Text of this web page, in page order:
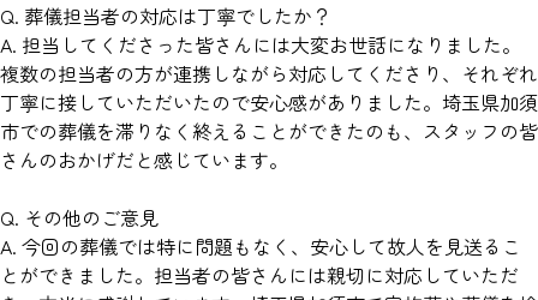
Q. 葬儀担当者の対応は丁寧でしたか？
A. 担当してくださった皆さんには大変お世話になりました。
複数の担当者の方が連携しながら対応してくださり、それぞれ
丁寧に接していただいたので安心感がありました。埼玉県加須
市での葬儀を滞りなく終えることができたのも、スタッフの皆
さんのおかげだと感じています。
Q. その他のご意見
A. 今回の葬儀では特に問題もなく、安心して故人を見送るこ
とができました。担当者の皆さんには親切に対応していただ